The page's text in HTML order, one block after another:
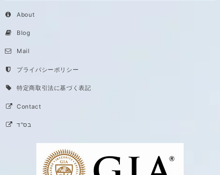
About
Blog
Mail
プライバシーポリシー
特定商取引法に基づく表記
Contact
בס"ד